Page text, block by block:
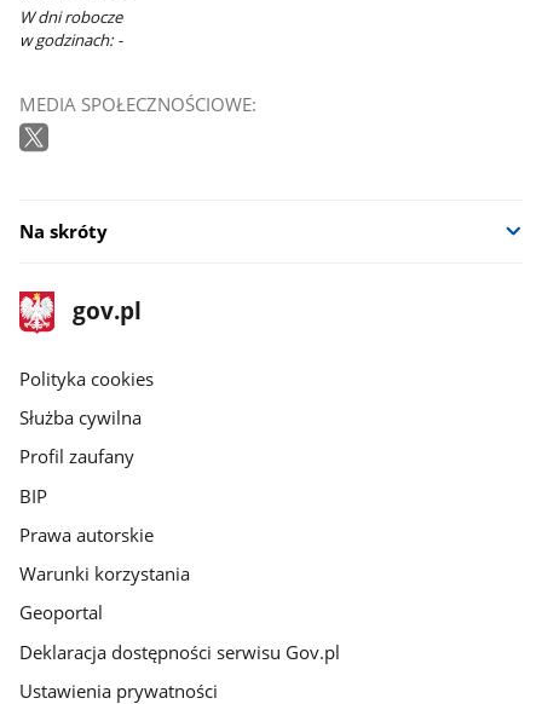
W dni robocze
w godzinach: -
MEDIA SPOŁECZNOŚCIOWE:
Na skróty
stopka
gov.pl
Strona
gov.pl
gov.pl
Polityka cookies
Służba cywilna
Profil zaufany
BIP
Prawa autorskie
Warunki korzystania
Geoportal
Deklaracja dostępności serwisu Gov.pl
Ustawienia prywatności